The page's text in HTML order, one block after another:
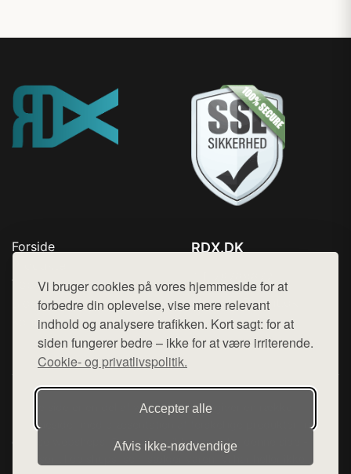
Vi bruger cookies på vores hjemmeside for at
forbedre din oplevelse, vise mere relevant
indhold og analysere trafikken. Kort sagt: for at
siden fungerer bedre – ikke for at være irriterende.
Cookie- og privatlivspolitik.
Accepter alle
Afvis ikke‑nødvendige
Forside
Top Rabatter
Blog
Kontakt
RDX.DK
Mail: hej@want.dk
Cookie- og privatlivspolitik
Denne side er en del af want.dk, der udgiver en række
hjemmesider med præsentation af forskellige produkter fra
diverse webshops. Der sælges ikke varer fra denne side - vi
henviser til de shops, som sælger varen. Vi har heller ikke